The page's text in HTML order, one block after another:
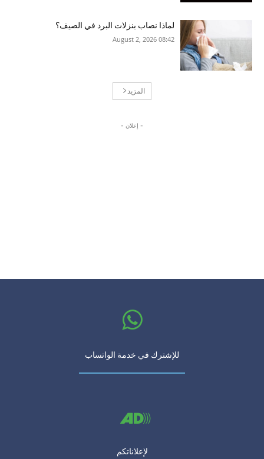
لماذا نصاب بنزلات البرد في الصيف؟
08:42 2026 ,August 2
المزيد
- إعلان -
للإشترك في خدمة الواتساب
لإعلاناتكم